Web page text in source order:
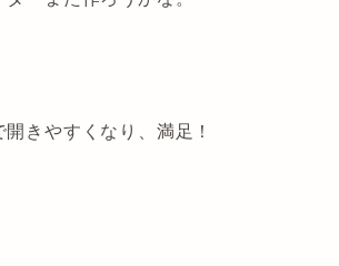
きやすくなり、満足！